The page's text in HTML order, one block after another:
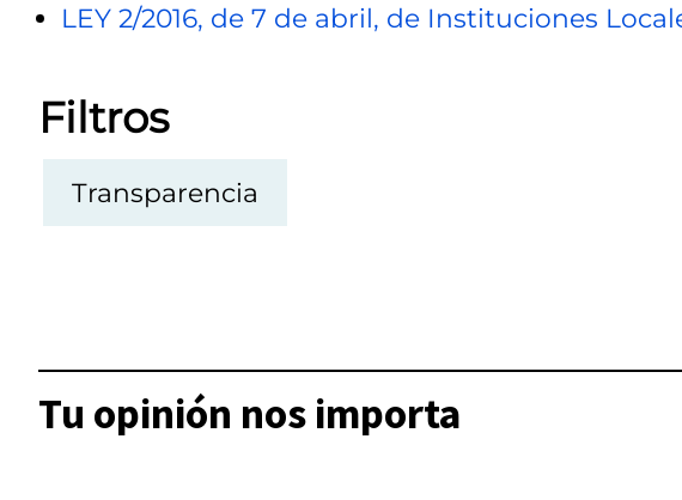
LEY 2/2016, de 7 de abril, de Instituciones
Filtros
Transparencia
Tu opinión nos importa